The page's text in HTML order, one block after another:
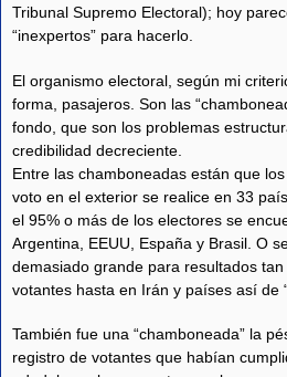
Tribunal Supremo Electoral); hoy
“inexpertos” para hacerlo.
El organismo electoral, según mi
forma, pasajeros. Son las
fondo, que son los problemas
credibilidad decreciente.
Entre las chamboneadas están que
voto en el exterior se realice en 33
el 95% o más de los electores se
Argentina, EEUU, España y Brasil. O
demasiado grande para resultados
votantes hasta en Irán y países así de
También fue una “chamboneada” la
registro de votantes que habían